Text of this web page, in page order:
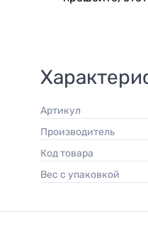
Артикул
Производитель
Код товара
Вес с упаковкой